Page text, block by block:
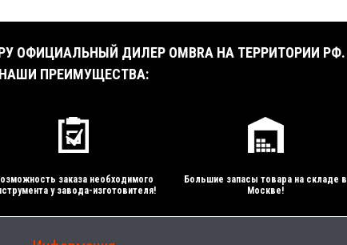
ОФИЦИАЛЬНЫЙ ДИЛЕР OMBRA НА ТЕРРИТОРИИ РФ.
НАШИ ПРЕИМУЩЕСТВА:
заказа необходимого
у завода-изготовителя!
Большие запасы товара на складе в
Москве!